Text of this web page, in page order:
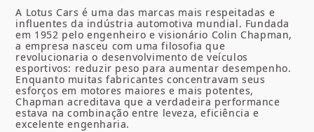
A Lotus Cars é uma das marcas mais respeitadas e
influentes da indústria automotiva mundial. Fundada
em 1952 pelo engenheiro e visionário Colin Chapman,
a empresa nasceu com uma filosofia que
revolucionaria o desenvolvimento de veículos
esportivos: reduzir peso para aumentar desempenho.
Enquanto muitas fabricantes concentravam seus
esforços em motores maiores e mais potentes,
Chapman acreditava que a verdadeira performance
estava na combinação entre leveza, eficiência e
excelente engenharia.